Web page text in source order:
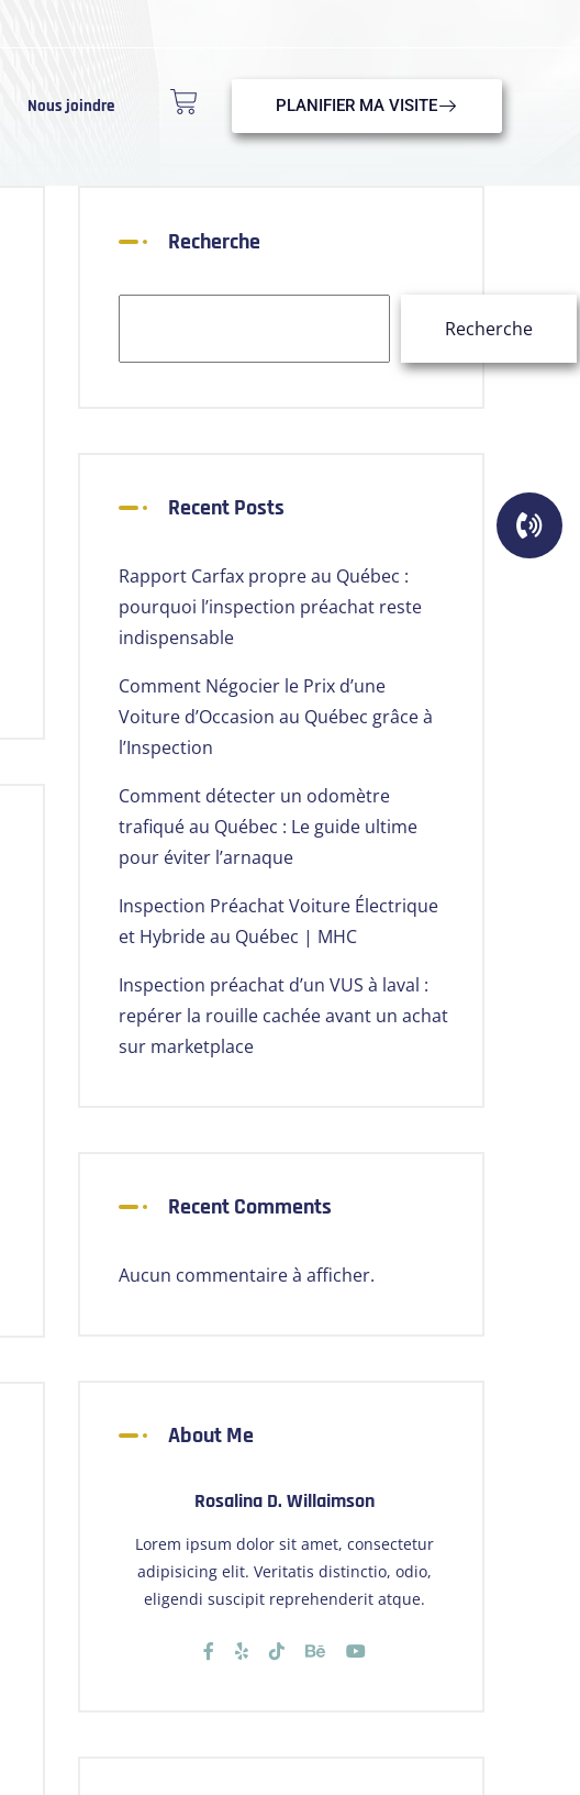
Nous joindre PLANIFIER MA VISITE
Recherche
Recherche
Recent Posts
Rapport Carfax propre au Québec :
pourquoi l’inspection préachat reste
indispensable
Comment Négocier le Prix d’une
Voiture d’Occasion au Québec grâce à
l’Inspection
Comment détecter un odomètre
trafiqué au Québec : Le guide ultime
pour éviter l’arnaque
Inspection Préachat Voiture Électrique
et Hybride au Québec | MHC
Inspection préachat d’un VUS à laval :
repérer la rouille cachée avant un achat
sur marketplace
Recent Comments
Aucun commentaire à afficher.
About Me
Rosalina D. Willaimson
Lorem ipsum dolor sit amet, consectetur
adipisicing elit. Veritatis distinctio, odio,
eligendi suscipit reprehenderit atque.